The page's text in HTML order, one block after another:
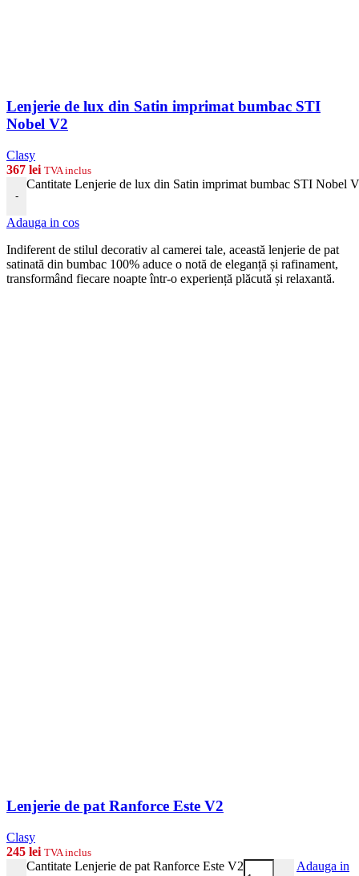
Lenjerie de lux din Satin imprimat bumbac STI
Nobel V2
Clasy
367 lei TVA inclus
-
Cantitate Lenjerie de lux din Satin imprimat bumbac STI Nobel
Adauga in cos
Indiferent de stilul decorativ al camerei tale, această lenjerie de pat
satinată din bumbac 100% aduce o notă de eleganță și rafinament,
transformând fiecare noapte într-o experiență plăcută și relaxantă.
Lenjerie de pat Ranforce Este V2
Clasy
245 lei TVA inclus
Cantitate Lenjerie de pat Ranforce Este V2 Adauga in